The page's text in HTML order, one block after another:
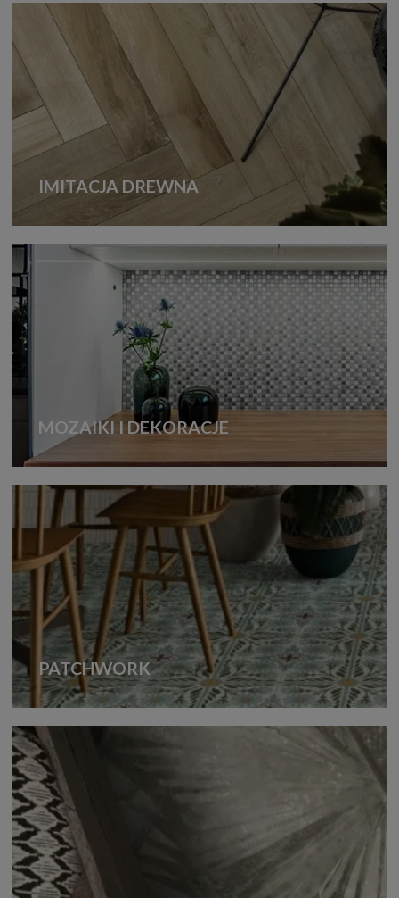
IMITACJA DREWNA
MOZAIKI I DEKORACJE
PATCHWORK